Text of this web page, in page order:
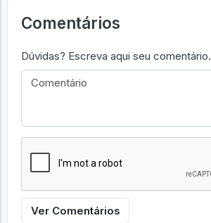
Comentários
Dúvidas? Escreva aqui seu comentário.
Ver Comentários